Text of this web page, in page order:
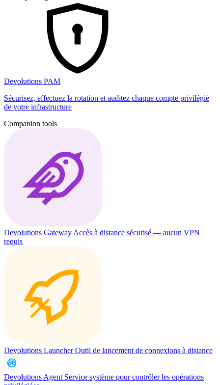
Devolutions PAM
Sécurisez, effectuez la rotation et auditez chaque compte privilégié
de votre infrastructure
Companion tools
Devolutions Gateway Accès à distance sécurisé — aucun VPN
requis
Devolutions LauncherOutil de lancement de connexions à distance
Devolutions Agent Service système pour contrôler les opérations